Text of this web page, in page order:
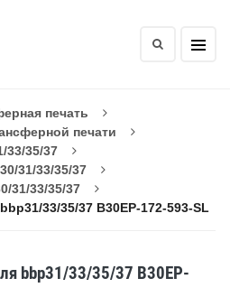
печать
печати
33/35/37
31/33/35/37
31/33/35/37
33/35/37 B30EP-172-593-SL
bbp31/33/35/37 B30EP-